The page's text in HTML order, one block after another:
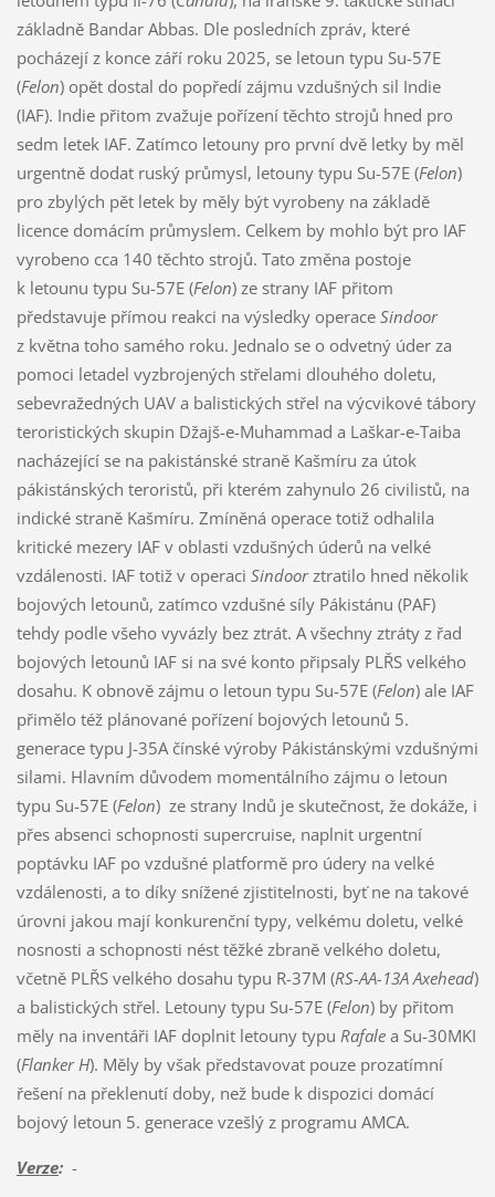
základně Bandar Abbas. Dle posledních zpráv, které
pocházejí z konce září roku 2025, se letoun typu Su-57E
(Felon) opět dostal do popředí zájmu vzdušných sil Indie
(IAF). Indie přitom zvažuje pořízení těchto strojů hned pro
sedm letek IAF. Zatímco letouny pro první dvě letky by měl
urgentně dodat ruský průmysl, letouny typu Su-57E (Felon)
pro zbylých pět letek by měly být vyrobeny na základě
licence domácím průmyslem. Celkem by mohlo být pro IAF
vyrobeno cca 140 těchto strojů. Tato změna postoje
k letounu typu Su-57E (Felon) ze strany IAF přitom
představuje přímou reakci na výsledky operace Sindoor
z května toho samého roku. Jednalo se o odvetný úder za
pomoci letadel vyzbrojených střelami dlouhého doletu,
sebevražedných UAV a balistických střel na výcvikové tábory
teroristických skupin Džajš-e-Muhammad a Laškar-e-Taiba
nacházející se na pakistánské straně Kašmíru za útok
pákistánských teroristů, při kterém zahynulo 26 civilistů, na
indické straně Kašmíru. Zmíněná operace totiž odhalila
kritické mezery IAF v oblasti vzdušných úderů na velké
vzdálenosti. IAF totiž v operaci Sindoorztratilo hned několik
bojových letounů, zatímco vzdušné síly Pákistánu (PAF)
tehdy podle všeho vyvázly bez ztrát. A všechny ztráty z řad
bojových letounů IAF si na své konto připsaly PLŘS velkého
dosahu. K obnově zájmu o letoun typu Su-57E (Felon) ale IAF
přimělo též plánované pořízení bojových letounů 5.
generace typu J-35A čínské výroby Pákistánskými vzdušnými
silami. Hlavním důvodem momentálního zájmu o letoun
typu Su-57E (Felon) ze strany Indů je skutečnost, že dokáže, i
přes absenci schopnosti supercruise, naplnit urgentní
poptávku IAF po vzdušné platformě pro údery na velké
vzdálenosti, a to díky snížené zjistitelnosti, byť ne na takové
úrovni jakou mají konkurenční typy, velkému doletu, velké
nosnosti a schopnosti nést těžké zbraně velkého doletu,
včetně PLŘS velkého dosahu typu R-37M (RS-AA-13A Axehead)
a balistických střel. Letouny typu Su-57E (Felon) by přitom
měly na inventáři IAF doplnit letouny typu Rafalea Su-30MKI
(Flanker H). Měly by však představovat pouze prozatímní
řešení na překlenutí doby, než bude k dispozici domácí
bojový letoun 5. generace vzešlý z programu AMCA.
Verze:-